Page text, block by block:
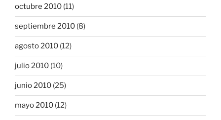
octubre 2010 (11)
septiembre 2010 (8)
agosto 2010 (12)
julio 2010 (10)
junio 2010 (25)
mayo 2010 (12)